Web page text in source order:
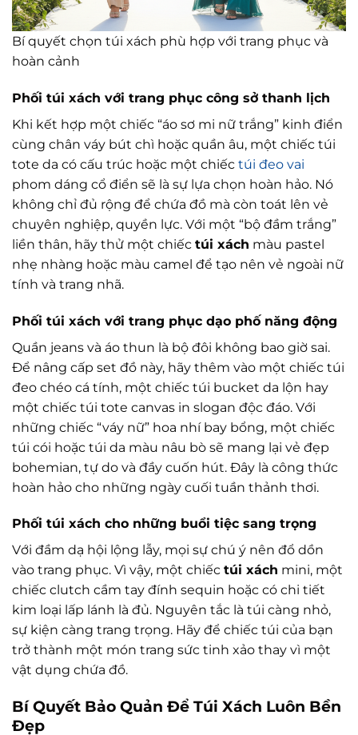
Bí quyết chọn túi xách phù hợp với trang phục và
hoàn cảnh
Phối túi xách với trang phục công sở thanh lịch
Khi kết hợp một chiếc “áo sơ mi nữ trắng” kinh điển
cùng chân váy bút chì hoặc quần âu, một chiếc túi
tote da có cấu trúc hoặc một chiếc túi đeo vai
phom dáng cổ điển sẽ là sự lựa chọn hoàn hảo. Nó
không chỉ đủ rộng để chứa đồ mà còn toát lên vẻ
chuyên nghiệp, quyền lực. Với một “bộ đầm trắng”
liền thân, hãy thử một chiếc túi xách màu pastel
nhẹ nhàng hoặc màu camel để tạo nên vẻ ngoài nữ
tính và trang nhã.
Phối túi xách với trang phục dạo phố năng động
Quần jeans và áo thun là bộ đôi không bao giờ sai.
Để nâng cấp set đồ này, hãy thêm vào một chiếc túi
đeo chéo cá tính, một chiếc túi bucket da lộn hay
một chiếc túi tote canvas in slogan độc đáo. Với
những chiếc “váy nữ” hoa nhí bay bổng, một chiếc
túi cói hoặc túi da màu nâu bò sẽ mang lại vẻ đẹp
bohemian, tự do và đầy cuốn hút. Đây là công thức
hoàn hảo cho những ngày cuối tuần thảnh thơi.
Phối túi xách cho những buổi tiệc sang trọng
Với đầm dạ hội lộng lẫy, mọi sự chú ý nên đổ dồn
vào trang phục. Vì vậy, một chiếc túi xách mini, một
chiếc clutch cầm tay đính sequin hoặc có chi tiết
kim loại lấp lánh là đủ. Nguyên tắc là túi càng nhỏ,
sự kiện càng trang trọng. Hãy để chiếc túi của bạn
trở thành một món trang sức tinh xảo thay vì một
vật dụng chứa đồ.
Bí Quyết Bảo Quản Để Túi Xách Luôn Bền
Đẹp